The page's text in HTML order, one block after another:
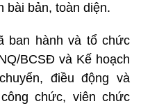
bài bản, toàn diện.
ban hành và tổ chức
BCSĐ và Kế hoạch
điều động và
chức, viên chức